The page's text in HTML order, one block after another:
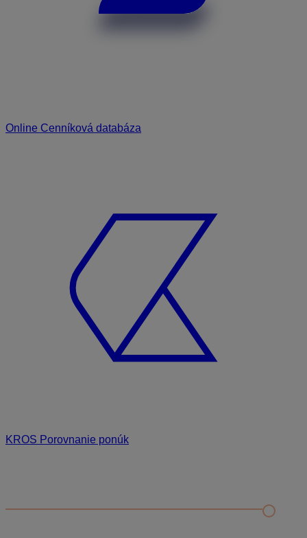
Online Cenníková databáza
KROS Porovnanie ponúk
Nastavenie šanónov